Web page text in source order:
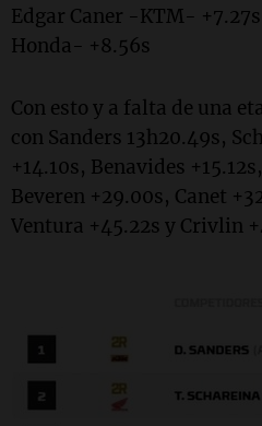
Edgar Caner -KTM-
Honda- +8.56s
Con esto y a falta de una
con Sanders 13h20.49s,
+14.10s, Benavides
Beveren +29.00s, Canet
Ventura +45.22s y Crivlin